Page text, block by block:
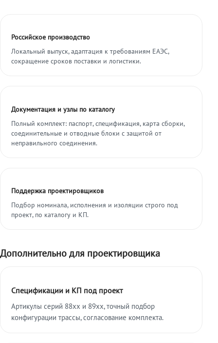
Российское производство
Локальный выпуск, адаптация к требованиям ЕАЭС,
сокращение сроков поставки и логистики.
Документация и узлы по каталогу
Полный комплект: паспорт, спецификация, карта сборки,
соединительные и отводные блоки с защитой от
неправильного соединения.
Поддержка проектировщиков
Подбор номинала, исполнения и изоляции строго под
проект, по каталогу и КП.
Дополнительно для проектировщика
Спецификации и КП под проект
Артикулы серий 88xx и 89xx, точный подбор
конфигурации трассы, согласование комплекта.